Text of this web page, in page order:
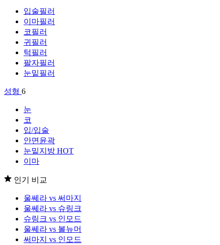
입술필러
이마필러
코필러
귀필러
턱필러
팔자필러
눈밑필러
성형 6
눈
코
입/입술
안면윤곽
눈밑지방 HOT
이마
인기 비교
울쎄라 vs 써마지
울쎄라 vs 슈링크
슈링크 vs 인모드
울쎄라 vs 볼뉴머
써마지 vs 인모드